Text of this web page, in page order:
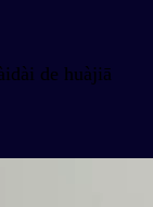
de huàjiā